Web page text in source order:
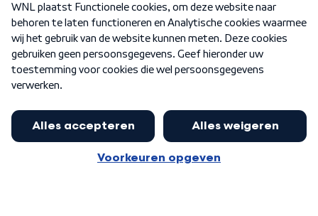
Nieuwsbrief
Word Lid